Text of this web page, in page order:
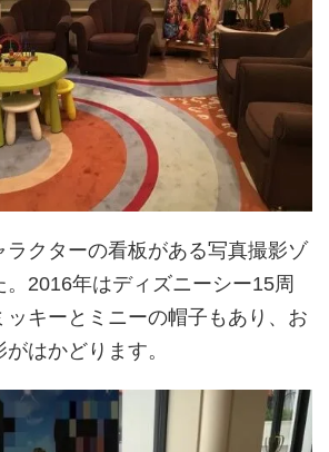
ラクターの看板がある写真撮影ゾ
2016年はディズニーシー15周
ッキーとミニーの帽子もあり、お
はかどります。